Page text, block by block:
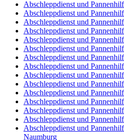
Abschleppdienst und
Abschleppdienst und
Abschleppdienst und
Abschleppdienst und
Abschleppdienst und
Abschleppdienst und
Abschleppdienst und
Abschleppdienst und
Abschleppdienst und
Abschleppdienst und
Abschleppdienst und
Abschleppdienst und
Abschleppdienst und
Abschleppdienst und
Abschleppdienst und
Naumburg